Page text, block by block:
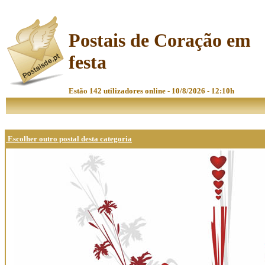
Postais de Coração em
festa
Estão 142 utilizadores online - 10/8/2026 - 12:10h
Escolher outro postal desta categoria